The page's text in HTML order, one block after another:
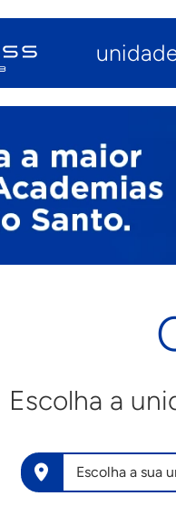
Escolha a